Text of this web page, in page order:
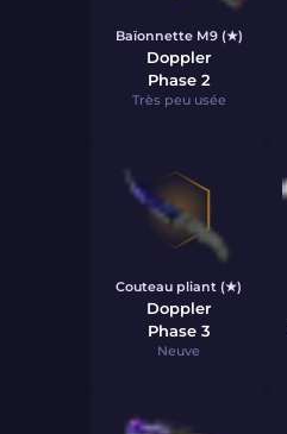
Baïonnette M9 (★)
Doppler
Phase 2
Très peu usée
Couteau pliant (★)
Doppler
Phase 3
Neuve